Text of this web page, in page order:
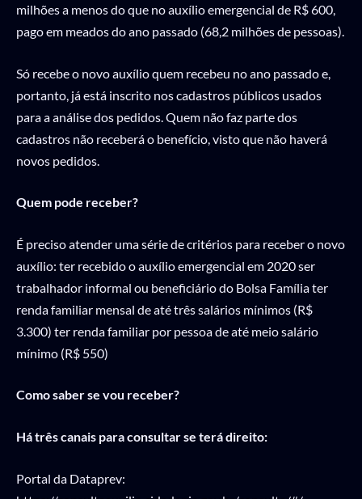
milhões a menos do que no auxílio emergencial de R$ 600,
pago em meados do ano passado (68,2 milhões de pessoas).
Só recebe o novo auxílio quem recebeu no ano passado e,
portanto, já está inscrito nos cadastros públicos usados
para a análise dos pedidos. Quem não faz parte dos
cadastros não receberá o benefício, visto que não haverá
novos pedidos.
Quem pode receber?
É preciso atender uma série de critérios para receber o novo
auxílio: ter recebido o auxílio emergencial em 2020 ser
trabalhador informal ou beneficiário do Bolsa Família ter
renda familiar mensal de até três salários mínimos (R$
3.300) ter renda familiar por pessoa de até meio salário
mínimo (R$ 550)
Como saber se vou receber?
Há três canais para consultar se terá direito:
Portal da Dataprev: